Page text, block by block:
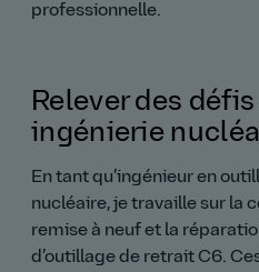
professionnelle.
Relever des
ingénierie
En tant qu’ingénieur en
nucléaire, je travaille sur la
remise à neuf et la
d’outillage de retrait C6.